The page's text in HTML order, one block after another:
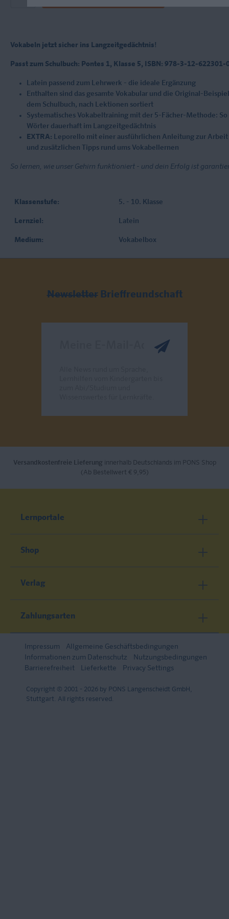
Vokabeln jetzt sicher ins Langzeitgedächtnis!
Passt zum Schulbuch: Pontes 1, Klasse 5, ISBN: 978-3-12-622301-
Latein passend zum Lehrwerk - die ideale Ergänzung
Enthalten sind das gesamte Vokabular und die Original-
dem Schulbuch, nach Lektionen sortiert
Systematisches Vokabeltraining mit der 5-Fächer-Methode:
Wörter dauerhaft im Langzeitgedächtnis
EXTRA: Leporello mit einer ausführlichen Anleitung zur
und zusätzlichen Tipps rund ums Vokabellernen
So lernen, wie unser Gehirn funktioniert - und dein Erfolg ist
Klassenstufe: 5. - 10. Klasse
Lernziel: Latein
Medium: Vokabelbox
Newsletter Brieffreundschaft
Versandkostenfreie Lieferung innerhalb Deutschlands im PONS Shop
(Ab Bestellwert € 9,95)
Lernportale
Shop
Verlag
Zahlungsarten
Impressum
Allgemeine Geschäftsbedingungen
Informationen zum Datenschutz
Nutzungsbedingungen
Barrierefreiheit
Lieferkette Privacy Settings
Copyright © 2001 - 2026 by PONS Langenscheidt GmbH,
Stuttgart. All rights reserved.